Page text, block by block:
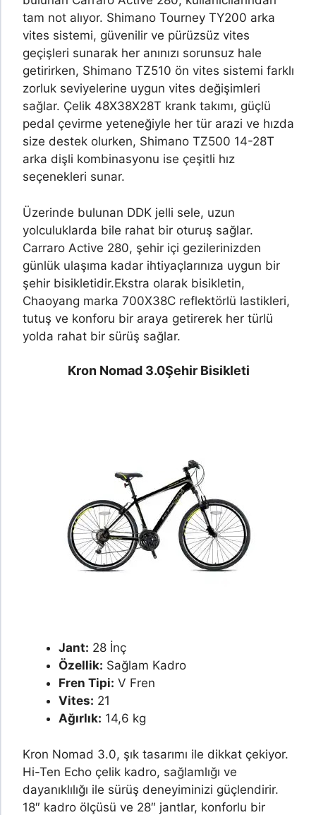
tam not alıyor. Shimano Tourney TY200 arka
vites sistemi, güvenilir ve pürüzsüz vites
geçişleri sunarak her anınızı sorunsuz hale
getirirken, Shimano TZ510 ön vites sistemi farklı
zorluk seviyelerine uygun vites değişimleri
sağlar. Çelik 48X38X28T krank takımı, güçlü
pedal çevirme yeteneğiyle her tür arazi ve hızda
size destek olurken, Shimano TZ500 14-28T
arka dişli kombinasyonu ise çeşitli hız
seçenekleri sunar.
Üzerinde bulunan DDK jelli sele, uzun
yolculuklarda bile rahat bir oturuş sağlar.
Carraro Active 280, şehir içi gezilerinizden
günlük ulaşıma kadar ihtiyaçlarınıza uygun bir
şehir bisikletidir.Ekstra olarak bisikletin,
Chaoyang marka 700X38C reflektörlü lastikleri,
tutuş ve konforu bir araya getirerek her türlü
yolda rahat bir sürüş sağlar.
Kron Nomad 3.0Şehir Bisikleti
Jant: 28 İnç
Özellik: Sağlam Kadro
Fren Tipi: V Fren
Vites: 21
Ağırlık: 14,6 kg
Kron Nomad 3.0, şık tasarımı ile dikkat çekiyor.
Hi-Ten Echo çelik kadro, sağlamlığı ve
dayanıklılığı ile sürüş deneyiminizi güçlendirir.
18″ kadro ölçüsü ve 28″ jantlar, konforlu bir